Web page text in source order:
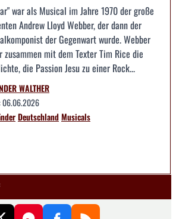
war als Musical im Jahre 1970 der große
Andrew Lloyd Webber, der dann der
der Gegenwart wurde. Webber
mit dem Texter Tim Rice die
die Passion Jesu zu einer Rock...
WALTHER
06.06.2026
DeutschlandMusicals